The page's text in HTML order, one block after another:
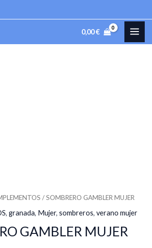
0,00€
/ SOMBRERO GAMBLER MUJER
, granada, Mujer, sombreros, verano mujer
GAMBLER MUJER